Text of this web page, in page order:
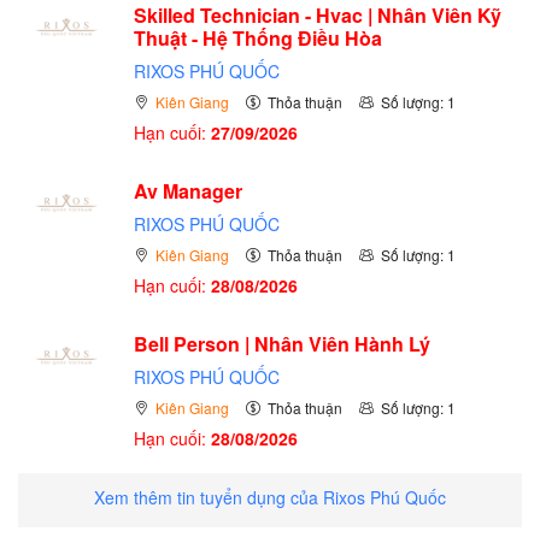
Skilled Technician - Hvac | Nhân Viên Kỹ
Thuật - Hệ Thống Điều Hòa
RIXOS PHÚ QUỐC
Kiên Giang Thỏa thuận Số lượng: 1
Hạn cuối: 27/09/2026
Av Manager
RIXOS PHÚ QUỐC
Kiên Giang Thỏa thuận Số lượng: 1
Hạn cuối: 28/08/2026
Bell Person | Nhân Viên Hành Lý
RIXOS PHÚ QUỐC
Kiên Giang Thỏa thuận Số lượng: 1
Hạn cuối: 28/08/2026
Xem thêm tin tuyển dụng của Rixos Phú Quốc